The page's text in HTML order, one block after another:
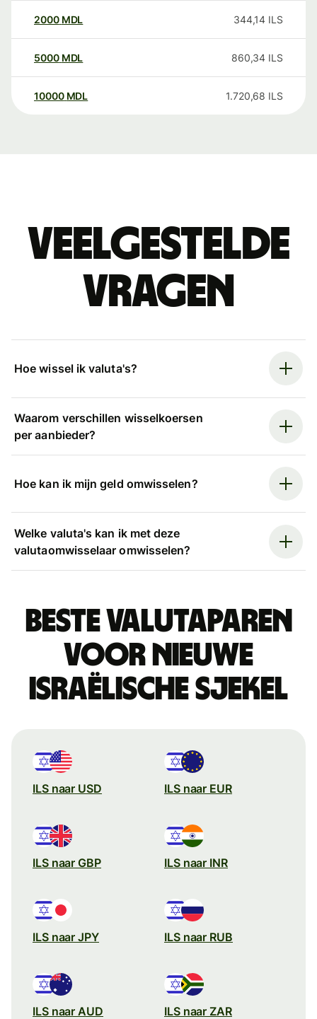
2000 MDL 344,14 ILS
5000 MDL 860,34 ILS
10000 MDL 1.720,68 ILS
Veelgestelde
vragen
Hoe wissel ik valuta's?
Waarom verschillen wisselkoersen
per aanbieder?
Hoe kan ik mijn geld omwisselen?
Welke valuta's kan ik met deze
valutaomwisselaar omwisselen?
Beste valutaparen
voor Nieuwe
Israëlische sjekel
ILS naar USD ILS naar EUR
ILS naar GBP ILS naar INR
ILS naar JPY ILS naar RUB
ILS naar AUD ILS naar ZAR